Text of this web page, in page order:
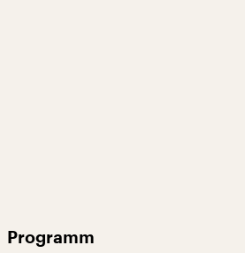
Programm